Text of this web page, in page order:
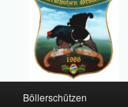
Böllerschützen